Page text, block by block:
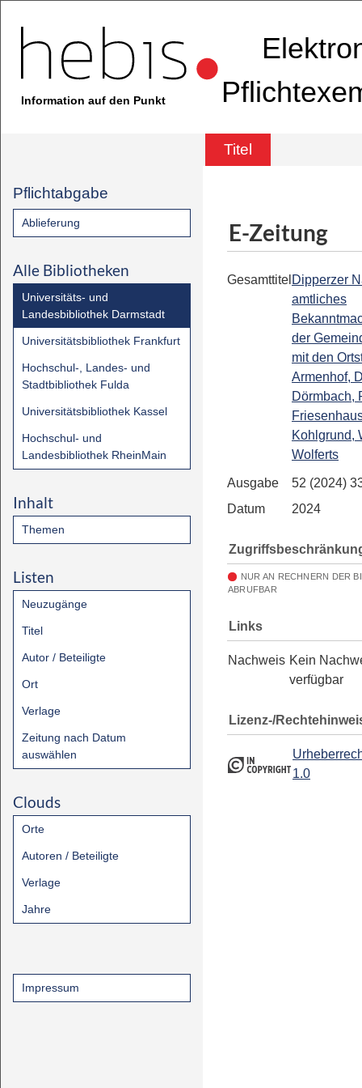
Information auf den Punkt
Titel
Pflichtabgabe
Ablieferung
Alle Bibliotheken
Universitäts- und
Landesbibliothek Darmstadt
Universitätsbibliothek Frankfurt
Hochschul-, Landes- und
Stadtbibliothek Fulda
Universitätsbibliothek Kassel
Hochschul- und
Landesbibliothek RheinMain
Inhalt
Themen
Listen
Neuzugänge
Titel
Autor / Beteiligte
Ort
Verlage
Zeitung nach Datum
auswählen
Clouds
Orte
Autoren / Beteiligte
Verlage
Jahre
Impressum
E-Zeitung
Gesamttitel Dipperzer
amtliches
der
mit den
Armenhof,
Dörmbach,
Kohlgrund,
Wolferts
Ausgabe
52 (2024)
Datum
2024
NUR AN RECHNERN DER
ABRUFBAR
Links
Nachweis Kein
verfügbar
Lizenz-/
1.0